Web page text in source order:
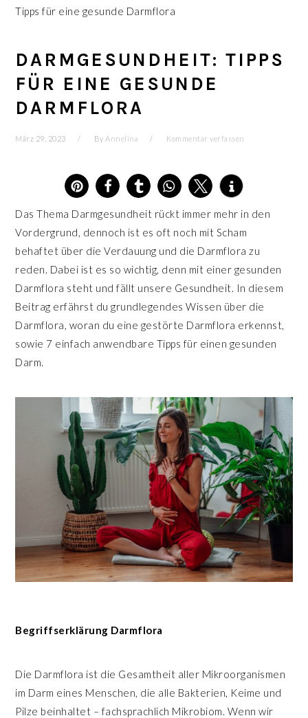
Tipps für eine gesunde Darmflora
DARMGESUNDHEIT: TIPPS
FÜR EINE GESUNDE
DARMFLORA
März 29, 2023 ByAnnelina Kommentar verfassen
8
Das Thema Darmgesundheit rückt immer mehr in den
Vordergrund, dennoch ist es oft noch mit Scham
behaftet über die Verdauung und die Darmflora zu
reden. Dabei ist es so wichtig, denn mit einer gesunden
Darmflora steht und fällt unsere Gesundheit. In diesem
Beitrag erfährst du grundlegendes Wissen über die
Darmflora, woran du eine gestörte Darmflora erkennst,
sowie 7 einfach anwendbare Tipps für einen gesunden
Darm.
Begriffserklärung Darmflora
Die Darmflora ist die Gesamtheit aller Mikroorganismen
im Darm eines Menschen, die alle Bakterien, Keime und
Pilze beinhaltet – fachsprachlich Mikrobiom. Wenn wir